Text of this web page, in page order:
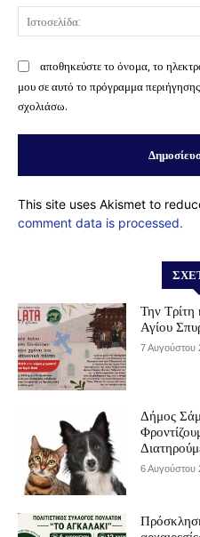
αποθηκεύστε το όνομα, το
μου σε αυτό το πρόγραμμα
σχολιάσω.
This site uses Akismet to
comment data is processed.
Την
Αγίου
7 Αυγούστου
Δήμος
6 Αυγούστου